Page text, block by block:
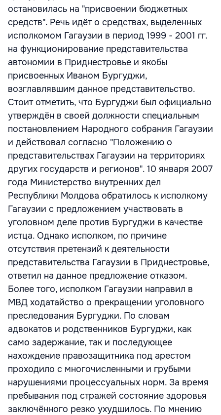
остановилась на "присвоении бюджетных
средств". Речь идёт о средствах, выделенных
исполкомом Гагаузии в период 1999 - 2001 гг.
на функционирование представительства
автономии в Приднестровье и якобы
присвоенных Иваном Бургуджи,
возглавлявшим данное представительство.
Стоит отметить, что Бургуджи был официально
утверждён в своей должности специальным
постановлением Народного собрания Гагаузии
и действовал согласно "Положению о
представительствах Гагаузии на территориях
других государств и регионов". 10 января 2007
года Министерство внутренних дел
Республики Молдова обратилось к исполкому
Гагаузии с предложением участвовать в
уголовном деле против Бургуджи в качестве
истца. Однако исполком, по причине
отсутствия претензий к деятельности
представительства Гагаузии в Приднестровье,
ответил на данное предложение отказом.
Более того, исполком Гагаузии направил в
МВД ходатайство о прекращении уголовного
преследования Бургуджи. По словам
адвокатов и родственников Бургуджи, как
само задержание, так и последующее
нахождение правозащитника под арестом
проходило с многочисленными и грубыми
нарушениями процессуальных норм. За время
пребывания под стражей состояние здоровья
заключённого резко ухудшилось. По мнению